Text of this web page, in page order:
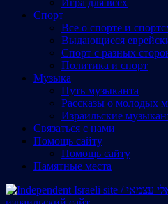
Спорт
Все о спорте и
Выдающиеся
Спорт с разных
Политика и спорт
Музыка
Путь музыканта
Рассказы о молодых
Израильские
Cвязаться с нами
Помощь сайту
Помощь сайту
Памятные места